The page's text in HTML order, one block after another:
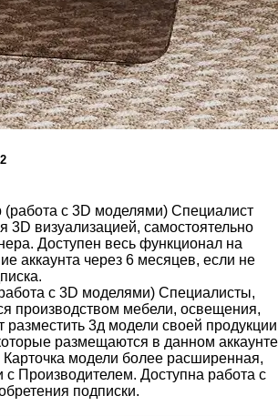
(работа с 3D моделями) Специалист
3D визуализацией, самостоятельно
Доступен весь функционал на
аккаунта через 6 месяцев, если не
с 3D моделями) Специалисты,
производством мебели, освещения,
разместить 3д модели своей продукции
размещаются в данном аккаунте
модели более расширенная,
с Производителем. Доступна работа с
подписки.